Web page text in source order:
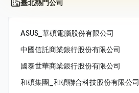
臺北熱門公司
ASUS_華碩電腦股份有限公司
中國信託商業銀行股份有限公司
國泰世華商業銀行股份有限公司
和碩集團_和碩聯合科技股份有限公司